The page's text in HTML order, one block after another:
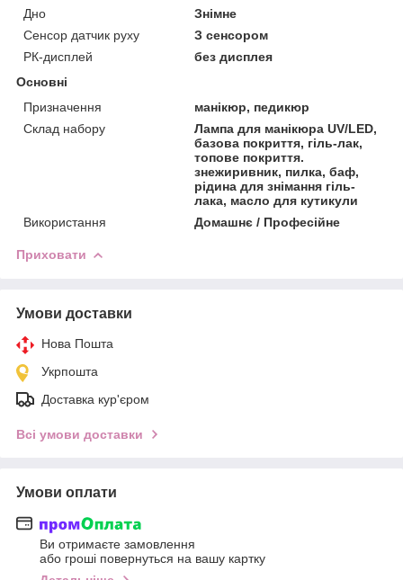
Дно
Знімне
Сенсор датчик руху
З сенсором
РК-дисплей
без дисплея
Основні
Призначення
манікюр, педикюр
Склад набору
Лампа для манікюра UV/LED,
базова покриття, гіль-лак,
топове покриття.
знежиривник, пилка, баф,
рідина для знімання гіль-
лака, масло для кутикули
Використання
Домашнє / Професійне
Приховати
Умови доставки
Нова Пошта
Укрпошта
Доставка кур'єром
Всі умови доставки
Умови оплати
Ви отримаєте замовлення
або гроші повернуться на вашу картку